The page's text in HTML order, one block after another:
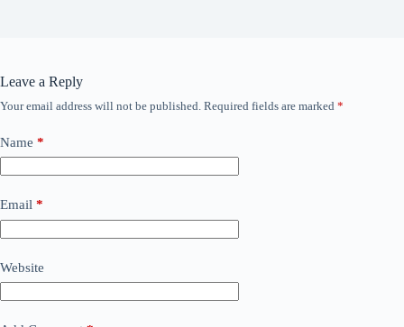
Leave a Reply
Your email address will not be published. Required fields are marked *
Name *
Email *
Website